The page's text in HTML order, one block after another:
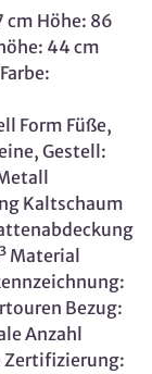
cm Höhe: 86
44 cm
Form Füße,
Gestell:
Kaltschaum
Material
Bezug:
Anzahl
Zertifizierung: